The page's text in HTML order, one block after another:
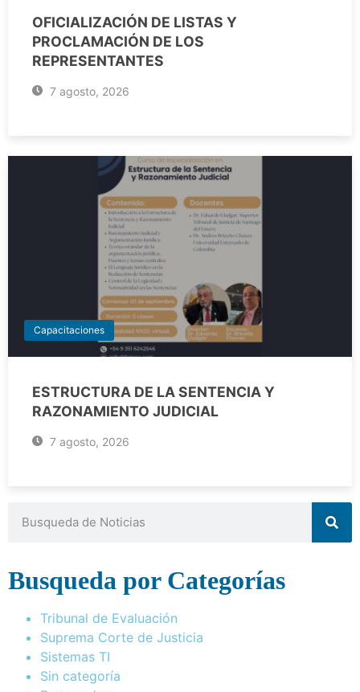
OFICIALIZACIÓN DE LISTAS Y
PROCLAMACIÓN DE LOS
REPRESENTANTES
7 agosto, 2026
Capacitaciones
ESTRUCTURA DE LA SENTENCIA Y
RAZONAMIENTO JUDICIAL
7 agosto, 2026
Busqueda por Categorías
Tribunal de Evaluación
Suprema Corte de Justicia
Sistemas TI
Sin categoría